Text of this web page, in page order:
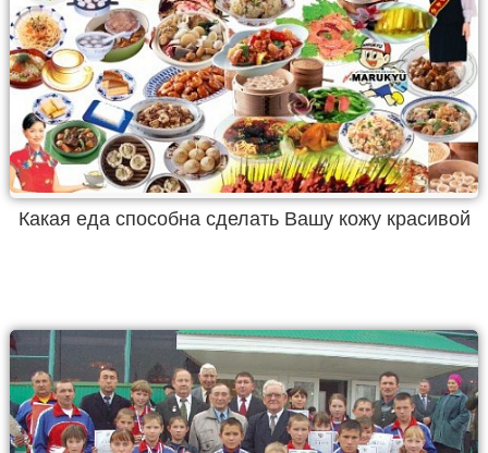
Какая еда способна сделать Вашу кожу красивой